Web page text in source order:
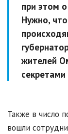
при этом
Нужно,
жителей
Также в число
вошли